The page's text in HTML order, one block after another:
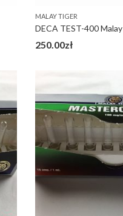
MALAY TIGER
DECA TEST-400 Malay
250.00zł